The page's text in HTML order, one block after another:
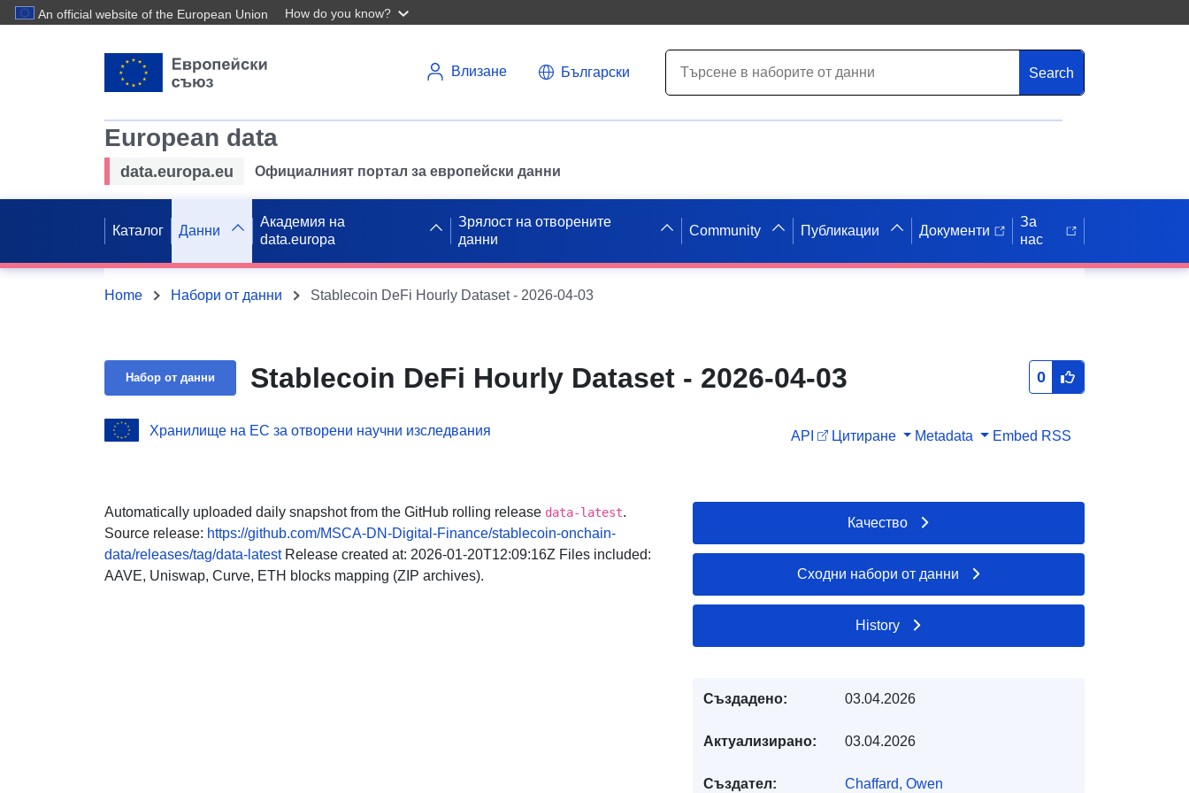
An official website of the European Union How do you know?
Влизане Български Search
European data
data.europa.eu Официалният портал за европейски данни
Каталог Данни
Академия на
data.europa
Зрялост на отворените
данни
Community Публикации Документи
За
нас
Home Набори от данни Stablecoin DeFi Hourly Dataset - 2026-04-03
Набор от данни Stablecoin DeFi Hourly Dataset - 2026-04-03 0
Хранилище на ЕС за отворени научни изследвания API Цитиране Metadata Embed RSS
Automatically uploaded daily snapshot from the GitHub rolling release data-latest.
Source release: https://github.com/MSCA-DN-Digital-Finance/stablecoin-onchain-
data/releases/tag/data-latestRelease created at: 2026-01-20T12:09:16Z Files included:
AAVE, Uniswap, Curve, ETH blocks mapping (ZIP archives).
Качество
Сходни набори от данни
History
Създадено: 03.04.2026
Актуализирано: 03.04.2026
Създател:
Chaffard, Owen